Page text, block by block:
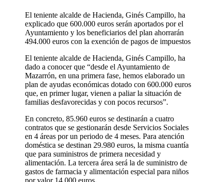
El teniente alcalde de Hacienda, Ginés Campillo, ha
explicado que 600.000 euros serán aportados por el
Ayuntamiento y los beneficiarios del plan ahorrarán
494.000 euros con la exención de pagos de impuestos
El teniente alcalde de Hacienda, Ginés Campillo, ha
dado a conocer que “desde el Ayuntamiento de
Mazarrón, en una primera fase, hemos elaborado un
plan de ayudas económicas dotado con 600.000 euros
que, en primer lugar, vienen a paliar la situación de
familias desfavorecidas y con pocos recursos”.
En concreto, 85.960 euros se destinarán a cuatro
contratos que se gestionarán desde Servicios Sociales
en 4 áreas por un periodo de 4 meses. Para atención
doméstica se destinan 29.980 euros, la misma cuantía
que para suministros de primera necesidad y
alimentación. La tercera área será la de suministro de
gastos de farmacia y alimentación especial para niños
por valor 14.000 euros.